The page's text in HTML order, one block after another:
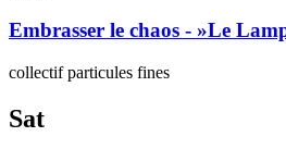
Embrasser le chaos - »Le
collectif particules fines
Sat